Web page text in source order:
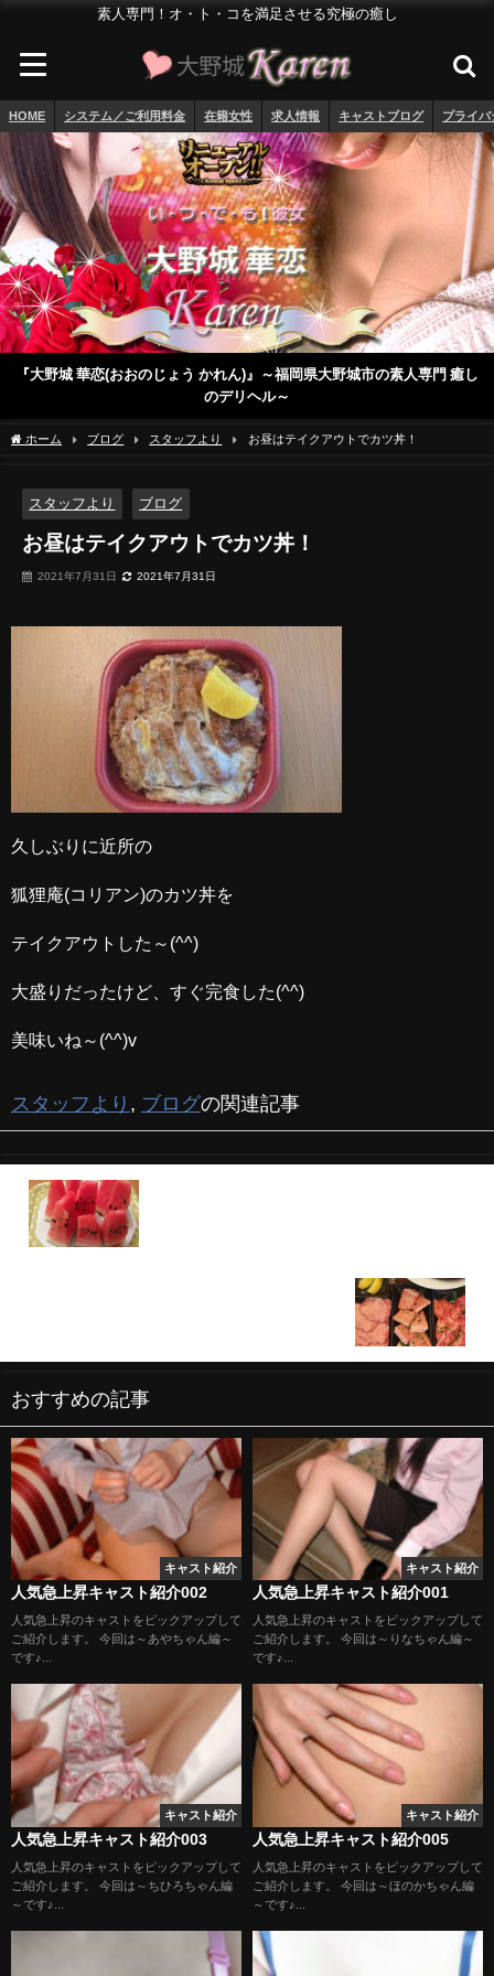
素人専門！オ・ト・コを満足させる究極の癒し
HOME システム／ご利用料金 在籍女性 求人情報 キャストブログ プライ
『大野城 華恋(おおのじょう かれん)』～福岡県大野城市の素人専門 癒し
のデリヘル～
ホーム ブログ スタッフより お昼はテイクアウトでカツ丼！
スタッフより ブログ
お昼はテイクアウトでカツ丼！
2021年7月31日 2021年7月31日
久しぶりに近所の
狐狸庵(コリアン)のカツ丼を
テイクアウトした～(^^)
大盛りだったけど、すぐ完食した(^^)
美味いね～(^^)v
スタッフより , ブログの関連記事
おすすめの記事
キャスト紹介
人気急上昇キャスト紹介002
人気急上昇のキャストをピックアップして
ご紹介します。 今回は～あやちゃん編～
です♪...
キャスト紹介
人気急上昇キャスト紹介001
人気急上昇のキャストをピックアップして
ご紹介します。 今回は～りなちゃん編～
です♪...
キャスト紹介
人気急上昇キャスト紹介003
人気急上昇のキャストをピックアップして
ご紹介します。 今回は～ちひろちゃん編
～です♪...
キャスト紹介
人気急上昇キャスト紹介005
人気急上昇のキャストをピックアップして
ご紹介します。 今回は～ほのかちゃん編
～です♪...